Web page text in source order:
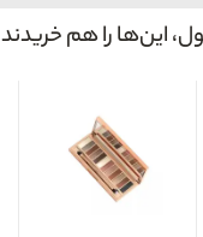
این‌ها را هم خریدند